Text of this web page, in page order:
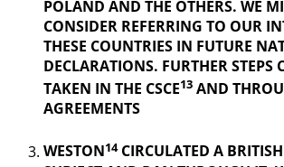
POLAND AND THE OTHERS. WE
CONSIDER REFERRING TO OUR
THESE COUNTRIES IN FUTURE
DECLARATIONS. FURTHER STEPS
TAKEN IN THE CSCE13 AND
AGREEMENTS
WESTON14CIRCULATED A